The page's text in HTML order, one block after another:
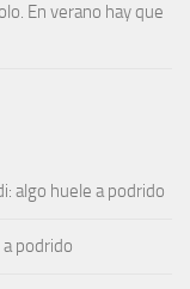
En verano hay que
algo huele a podrido
podrido